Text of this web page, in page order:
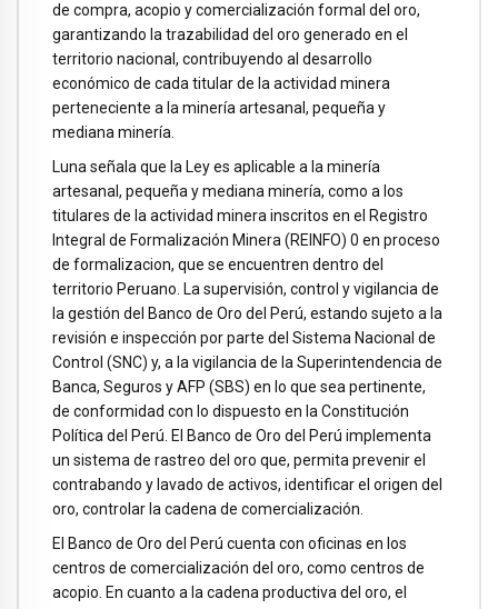
de compra, acopio y comercialización formal del oro,
garantizando la trazabilidad del oro generado en el
territorio nacional, contribuyendo al desarrollo
económico de cada titular de la actividad minera
perteneciente a la minería artesanal, pequeña y
mediana minería.
Luna señala que la Ley es aplicable a la minería
artesanal, pequeña y mediana minería, como a los
titulares de la actividad minera inscritos en el Registro
Integral de Formalización Minera (REINFO) 0 en proceso
de formalizacion, que se encuentren dentro del
territorio Peruano. La supervisión, control y vigilancia de
la gestión del Banco de Oro del Perú, estando sujeto a la
revisión e inspección por parte del Sistema Nacional de
Control (SNC) y, a la vigilancia de la Superintendencia de
Banca, Seguros y AFP (SBS) en lo que sea pertinente,
de conformidad con lo dispuesto en la Constitución
Política del Perú. El Banco de Oro del Perú implementa
un sistema de rastreo del oro que, permita prevenir el
contrabando y lavado de activos, identificar el origen del
oro, controlar la cadena de comercialización.
El Banco de Oro del Perú cuenta con oficinas en los
centros de comercialización del oro, como centros de
acopio. En cuanto a la cadena productiva del oro, el